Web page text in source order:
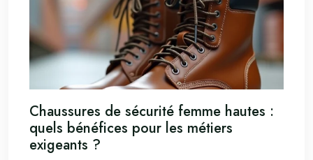
Chaussures de sécurité femme hautes :
quels bénéfices pour les métiers
exigeants ?